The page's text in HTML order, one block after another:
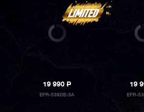
19 990P
EFR-539DE-3A
19
EFR-